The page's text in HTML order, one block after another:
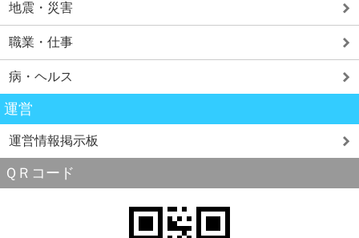
地震・災害
職業・仕事
病・ヘルス
運営
運営情報掲示板
ＱＲコード